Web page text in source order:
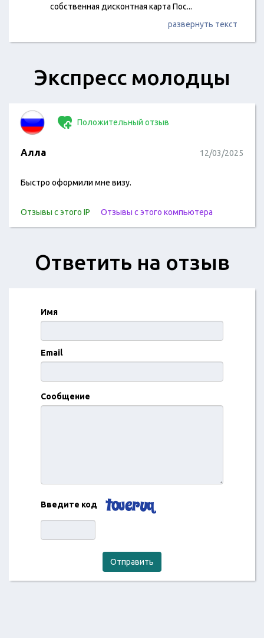
собственная дисконтная карта Пос...
развернуть текст
Экспресс молодцы
Положительный отзыв
Алла 12/03/2025
Быстро оформили мне визу.
Отзывы с этого IP Отзывы с этого компьютера
Ответить на отзыв
Имя
Email
Сообщение
Введите код
Отправить